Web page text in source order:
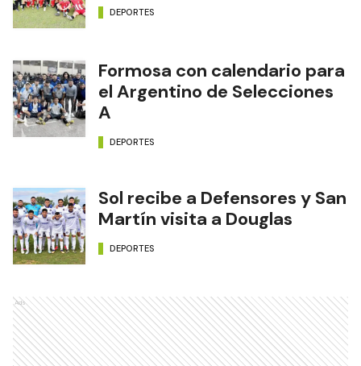
DEPORTES
Formosa con calendario para
el Argentino de Selecciones
A
DEPORTES
Sol recibe a Defensores y San
Martín visita a Douglas
DEPORTES
Ads